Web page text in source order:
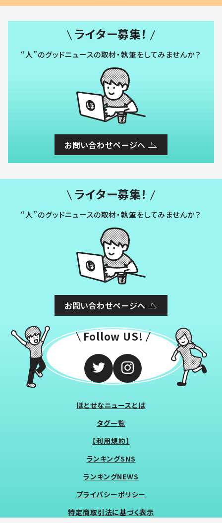
ライター募集！
“人”のグッドニュースの取材・執筆をしてみませんか？
お問い合わせページへ
ライター募集！
“人”のグッドニュースの取材・執筆をしてみませんか？
お問い合わせページへ
Follow US!
ほとせなニュースとは
タグ一覧
【利用規約】
ランキングSNS
ランキングNEWS
プライバシーポリシー
特定商取引法に基づく表示